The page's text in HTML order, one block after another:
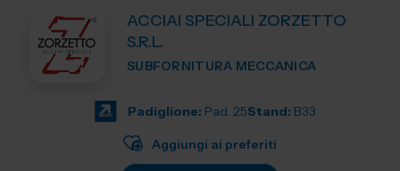
ACCIAI SPECIALI ZORZETTO
S.R.L.
SUBFORNITURA MECCANICA
Padiglione: Pad. 25Stand: B33
Aggiungi ai preferiti